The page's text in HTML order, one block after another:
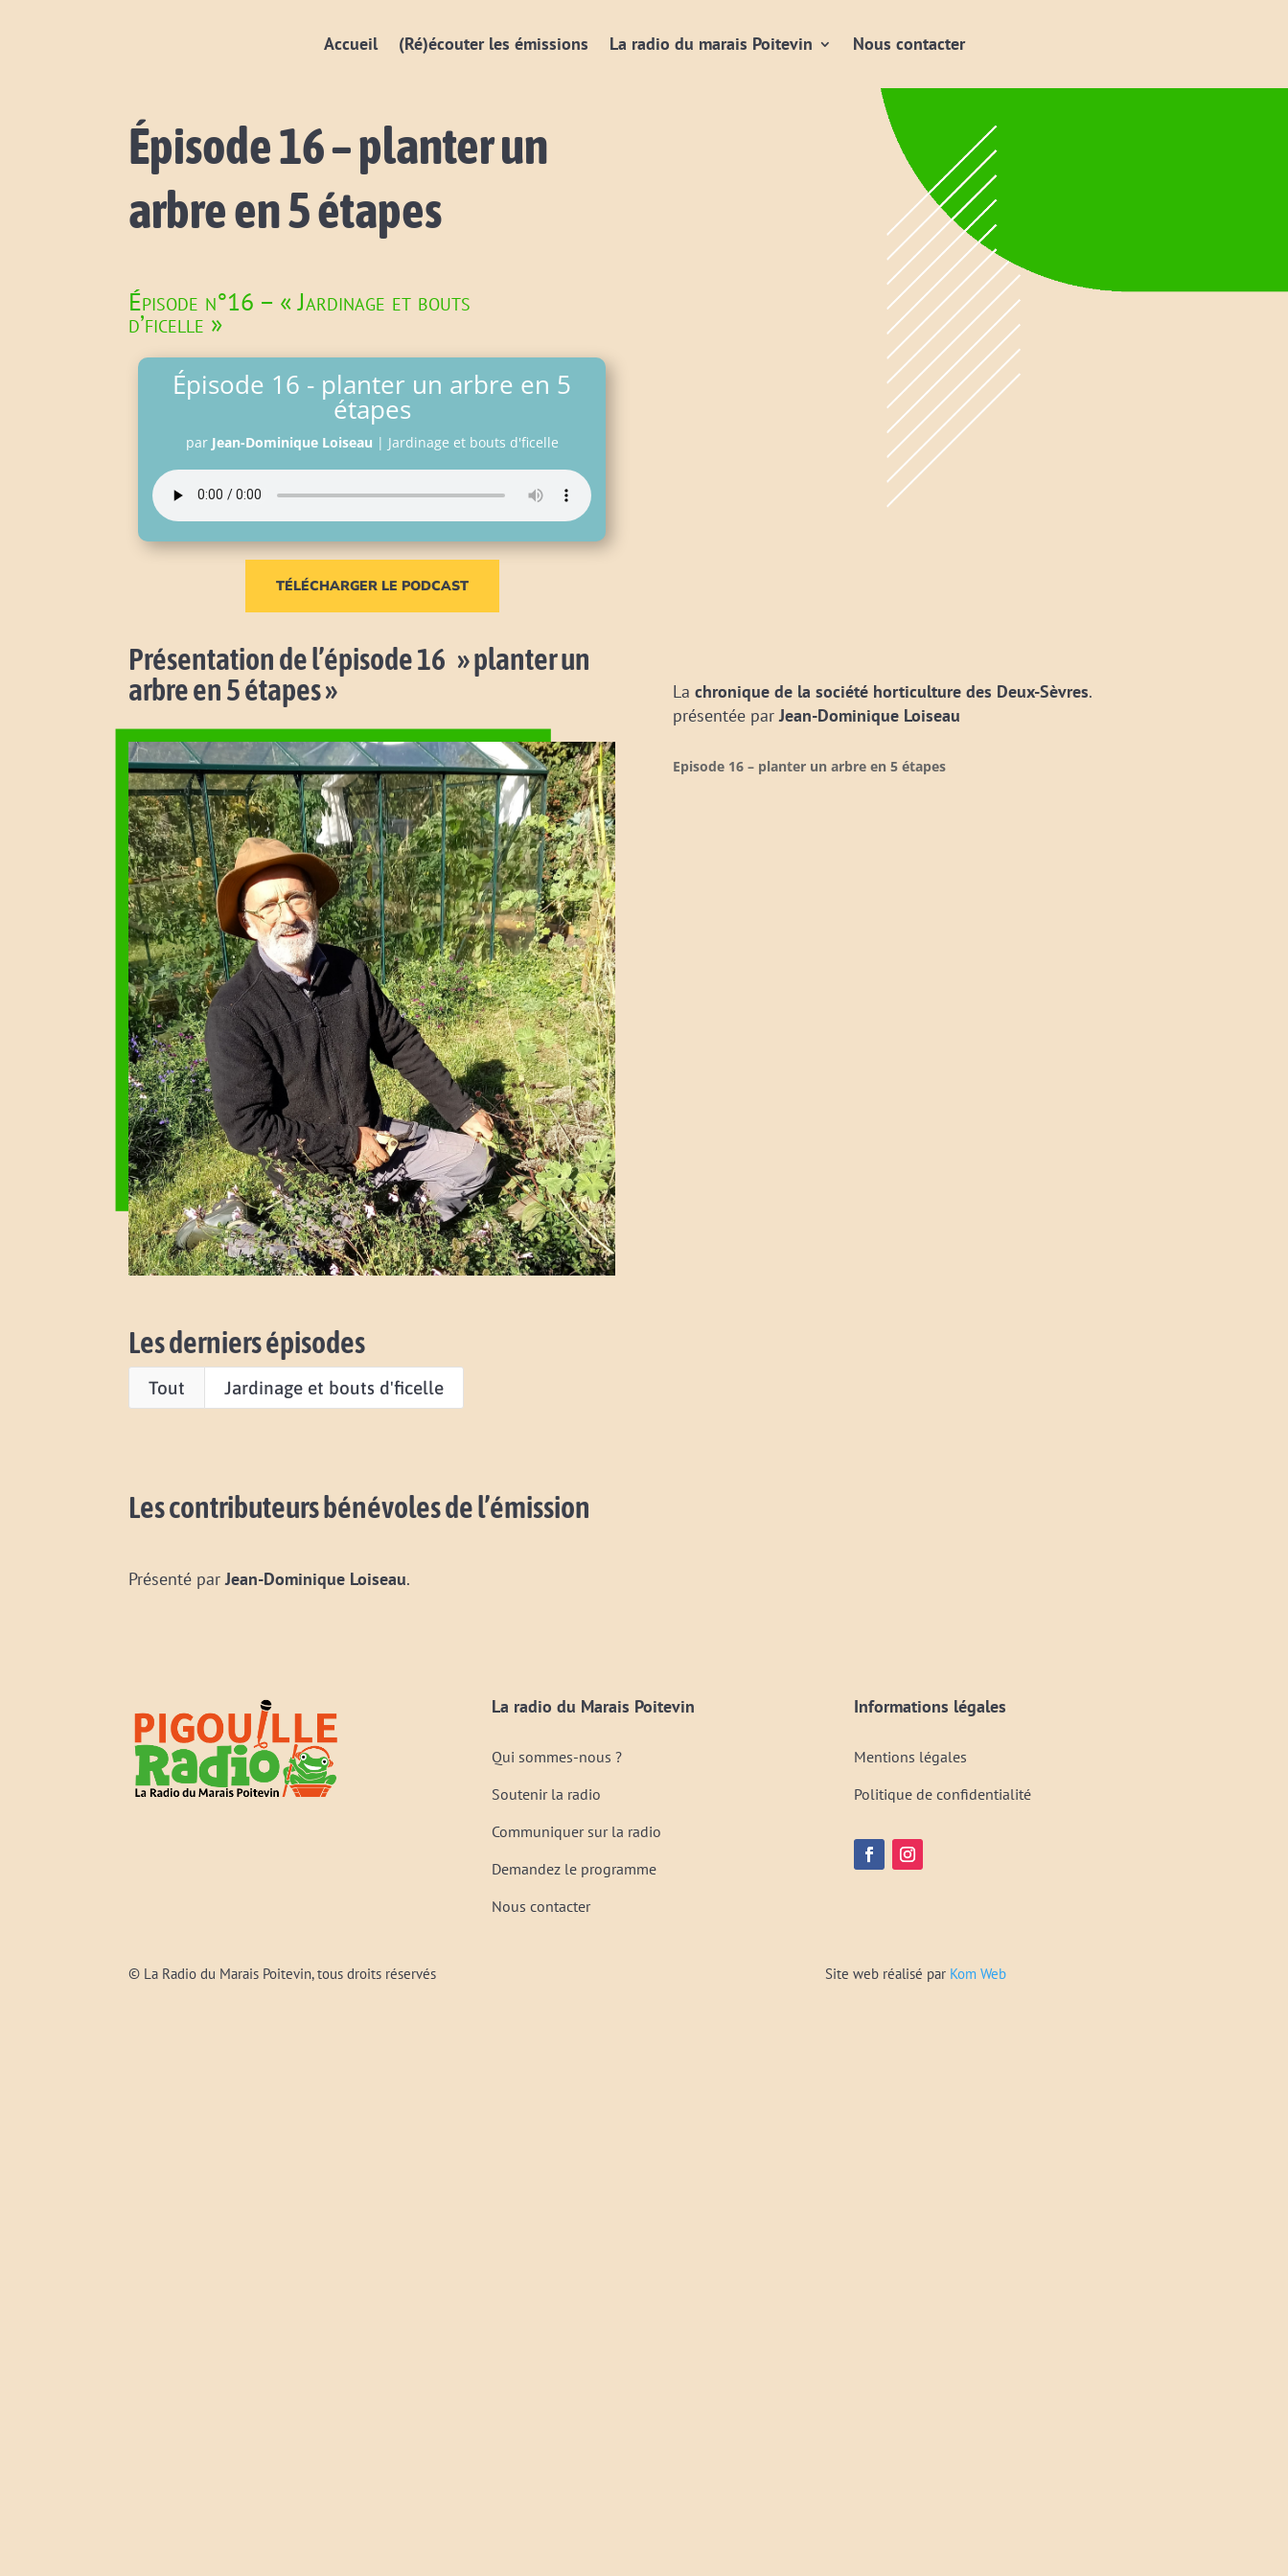
Accueil (Ré)écouter les émissions La radio du marais Poitevin Nous contacter
Épisode 16 – planter un
arbre en 5 étapes
Épisode n°16 – « Jardinage et bouts
d’ficelle »
Épisode 16 - planter un arbre en 5
étapes
par Jean-Dominique Loiseau | Jardinage et bouts d'ficelle
TÉLÉCHARGER LE PODCAST
Présentation de l’épisode 16 » planter un
arbre en 5 étapes »
La chronique de la société horticulture des Deux-Sèvres.
présentée par Jean-Dominique Loiseau
Episode 16 – planter un arbre en 5 étapes
Les derniers épisodes
Tout Jardinage et bouts d'ficelle
Les contributeurs bénévoles de l’émission
Présenté parJean-Dominique Loiseau.
La radio du Marais Poitevin
Qui sommes-nous ?
Soutenir la radio
Communiquer sur la radio
Demandez le programme
Nous contacter
Informations légales
Mentions légales
Politique de confidentialité
© La Radio du Marais Poitevin, tous droits réservés Site web réalisé par Kom Web